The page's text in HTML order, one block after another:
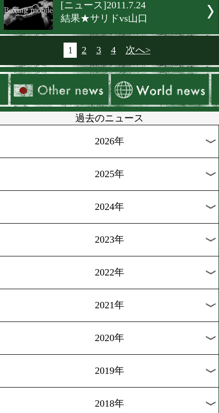
[ニュース]2011.7.27
ジンジルクはチェコでV7戦
[ニュース]2011.7.27
ピログのV2戦はロシア対決
[ニュース]2011.7.25
アルバレスのV2戦も9/17
[ニュース]2011.7.24
結果★カーンvsジュダー
結果★サリドvs山口
1 2 3 4 次へ>
過去のニュース